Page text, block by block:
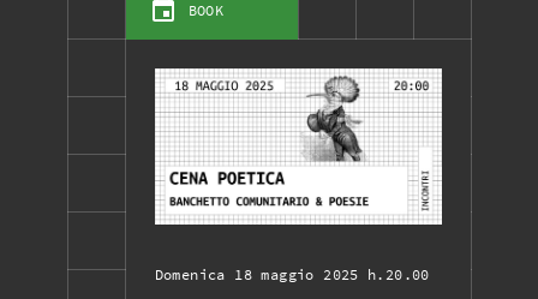
BOOK
Domenica 18 maggio 2025 h.20.00